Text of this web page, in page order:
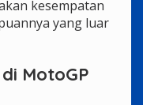
kesempatan
yang luar
MotoGP